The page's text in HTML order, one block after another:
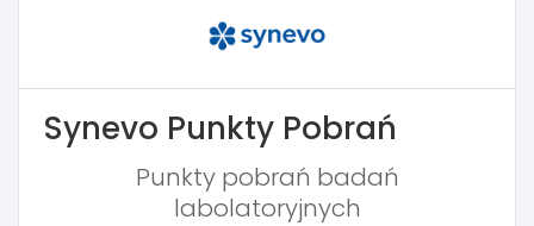
Synevo Punkty Pobrań
Punkty pobrań badań
labolatoryjnych